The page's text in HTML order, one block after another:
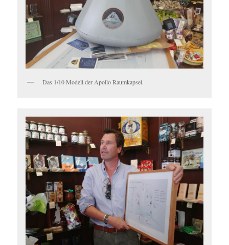
Das 1/10 Modell der Apollo Raumkapsel.